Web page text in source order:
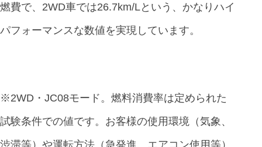
燃費で、2WD車では26.7km/Lという、かなりハイ
パフォーマンスな数値を実現しています。
※2WD・JC08モード。燃料消費率は定められた
試験条件での値です。お客様の使用環境（気象、
渋滞等）や運転方法（急発進、エアコン使用等）